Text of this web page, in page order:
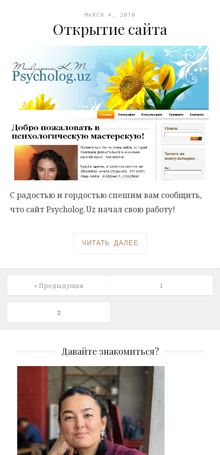
MARCH 4, 2010
Открытие сайта
С радостью и гордостью спешим вам сообщить,
что сайт Psycholog.Uz начал свою работу!
ЧИТАТЬ ДАЛЕЕ
« Предыдущая 1
2
Давайте знакомиться?